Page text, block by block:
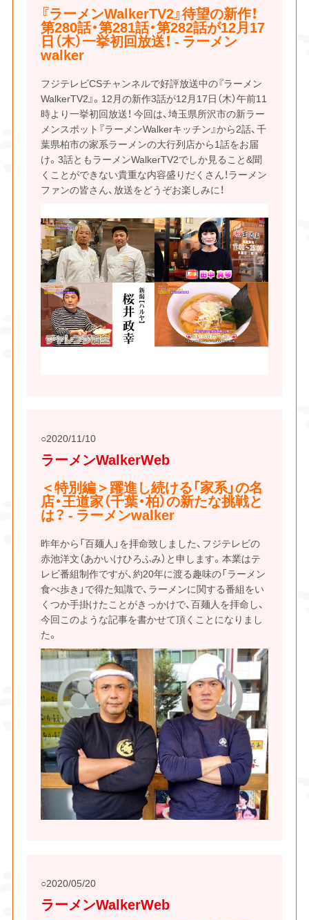
『ラーメンWalkerTV2』待望の新作！
第280話・第281話・第282話が12月17
日（木）一挙初回放送！ - ラーメン
walker
フジテレビCSチャンネルで好評放送中の『ラーメン
WalkerTV2』。12月の新作3話が12月17日（木）午前11
時より一挙初回放送！ 今回は、埼玉県所沢市の新ラー
メンスポット『ラーメンWalkerキッチン』から2話、千
葉県柏市の家系ラーメンの大行列店から1話をお届
け。3話ともラーメンWalkerTV2でしか見ること&聞
くことができない貴重な内容盛りだくさん！ラーメン
ファンの皆さん、放送をどうぞお楽しみに！
2020/11/10
ラーメンWalkerWeb
＜特別編＞躍進し続ける「家系」の名
店・王道家（千葉・柏）の新たな挑戦と
は？ - ラーメンwalker
昨年から「百麺人」を拝命致しました、フジテレビの
赤池洋文（あかいけひろふみ）と申します。本業はテ
レビ番組制作ですが、約20年に渡る趣味の「ラーメン
食べ歩き」で得た知識で、ラーメンに関する番組をい
くつか手掛けたことがきっかけで、百麺人を拝命し、
今回このような記事を書かせて頂くことになりまし
た。
2020/05/20
ラーメンWalkerWeb